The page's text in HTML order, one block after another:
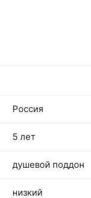
Россия
5 лет
душевой поддон
низкий